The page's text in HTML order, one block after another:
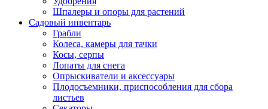
Шпалеры и опоры для растений
Садовый инвентарь
Грабли
Колеса, камеры для тачки
Косы, серпы
Лопаты для снега
Опрыскиватели и аксессуары
Плодосъемники, приспособления для сбора
листьев